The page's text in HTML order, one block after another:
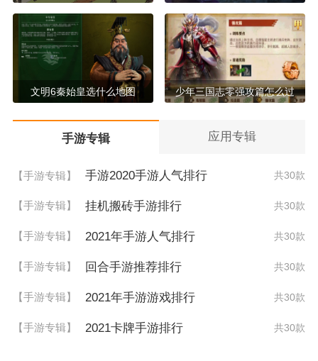
文明6秦始皇选什么地图 少年三国志零强攻篇怎么过
手游专辑 应用专辑
【手游专辑】 手游2020手游人气排行 共30款
【手游专辑】 挂机搬砖手游排行 共30款
【手游专辑】 2021年手游人气排行 共30款
【手游专辑】 回合手游推荐排行 共30款
【手游专辑】 2021年手游游戏排行 共30款
【手游专辑】 2021卡牌手游排行 共30款